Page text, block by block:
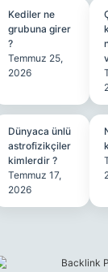
Kediler ne
grubuna girer
?
Temmuz 25,
2026
Dünyaca ünlü
astrofizikçiler
kimlerdir ?
Temmuz 17,
2026